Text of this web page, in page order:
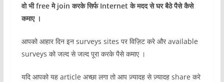
वो भी free मे join करके सिर्फ Internet के मदद से घर बैठे पैसे कैसे
कमाए ।
आपको आहार दिन इन surveys sites पर विज़िट करे और available
surveys को जल्द से जल्द पूरा करके पैसे कमाए ।
यदि आपको यह article अच्छा लगा तो आप ज़्यादह से ज़्यादह share करे